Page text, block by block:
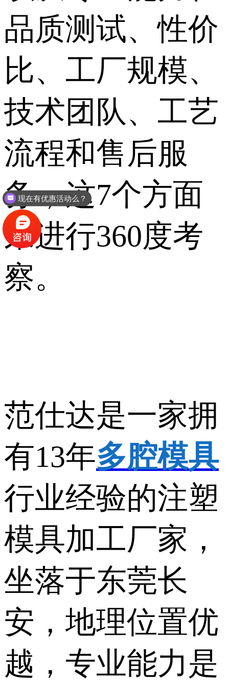
品质测试、性价
比、工厂规模、
技术团队、工艺
流程和售后服
务，这7个方面
来进行360度考
察。
范仕达是一家拥
有13年多腔模具
行业经验的注塑
模具加工厂家，
坐落于东莞长
安，地理位置优
越，专业能力是
可以介绍下你们的产品么？